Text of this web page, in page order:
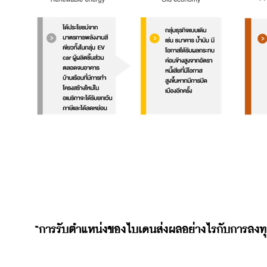
“การรับตำแหน่งของไบเดนส่งผลอย่างไรกับการลง